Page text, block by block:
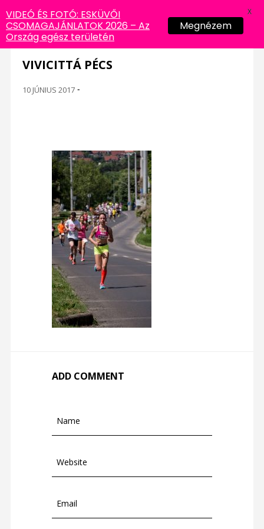
VIVICITTÁ PÉCS
10 JÚNIUS 2017 -
ADD COMMENT
VIDEÓ ÉS FOTÓ: ESKÜVŐI
CSOMAGAJÁNLATOK 2026 – Az
Ország egész területén
Megnézem
X